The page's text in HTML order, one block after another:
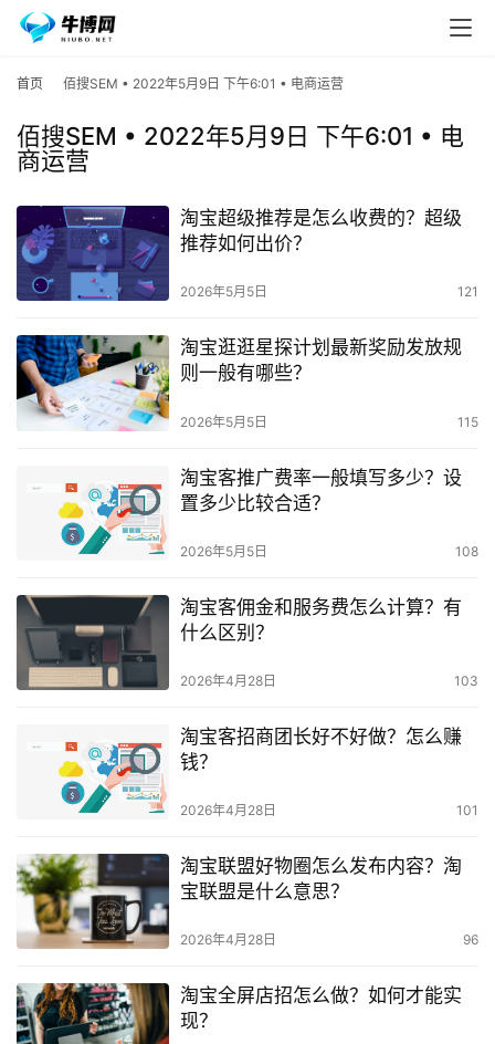
首页 佰搜SEM • 2022年5月9日 下午6:01 • 电商运营
佰搜SEM • 2022年5月9日 下午6:01 • 电
商运营
淘宝超级推荐是怎么收费的？超级
推荐如何出价？
2026年5月5日 121
淘宝逛逛星探计划最新奖励发放规
则一般有哪些？
2026年5月5日 115
淘宝客推广费率一般填写多少？设
置多少比较合适？
2026年5月5日 108
淘宝客佣金和服务费怎么计算？有
什么区别？
2026年4月28日 103
淘宝客招商团长好不好做？怎么赚
钱？
2026年4月28日 101
淘宝联盟好物圈怎么发布内容？淘
宝联盟是什么意思？
2026年4月28日 96
淘宝全屏店招怎么做？如何才能实
现？